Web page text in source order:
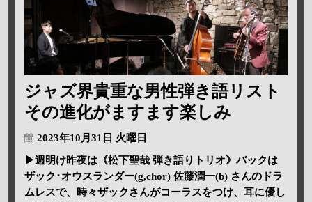
ジャズ界貴重な男性弾き語リスト
その進化がますます楽しみ
2023年10月31日 火曜日
▶週明け昨夜は《松下聖哉 弾き語りトリオ》バックは
ザック･オウスランダー(g,chor) 佐藤潤一(b) さんのドラ
ムレスで、時々ザックさんがコーラスをつけ、耳に優し